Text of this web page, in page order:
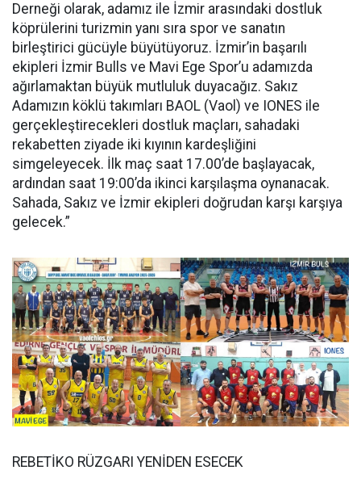
Derneği olarak, adamız ile İzmir arasındaki dostluk
köprülerini turizmin yanı sıra spor ve sanatın
birleştirici gücüyle büyütüyoruz. İzmir’in başarılı
ekipleri İzmir Bulls ve Mavi Ege Spor’u adamızda
ağırlamaktan büyük mutluluk duyacağız. Sakız
Adamızın köklü takımları BAOL (Vaol) ve IONES ile
gerçekleştirecekleri dostluk maçları, sahadaki
rekabetten ziyade iki kıyının kardeşliğini
simgeleyecek. İlk maç saat 17.00’de başlayacak,
ardından saat 19:00’da ikinci karşılaşma oynanacak.
Sahada, Sakız ve İzmir ekipleri doğrudan karşı karşıya
gelecek.”
REBETİKO RÜZGARI YENİDEN ESECEK